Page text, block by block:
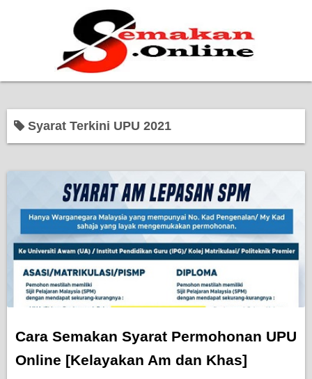
Bantuan Kerajaan
Kerja Kosong Terkini
Syarat Terkini UPU 2021
Cara Semakan Syarat Permohonan UPU
Online [Kelayakan Am dan Khas]